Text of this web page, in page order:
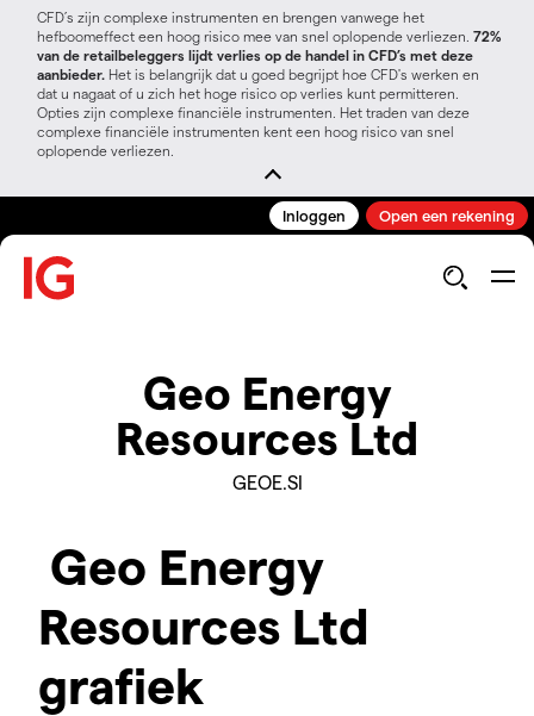
CFD’s zijn complexe instrumenten en brengen vanwege het
hefboomeffect een hoog risico mee van snel oplopende verliezen. 72%
van de retailbeleggers lijdt verlies op de handel in CFD’s met deze
aanbieder. Het is belangrijk dat u goed begrijpt hoe CFD's werken en
dat u nagaat of u zich het hoge risico op verlies kunt permitteren.
Opties zijn complexe financiële instrumenten. Het traden van deze
complexe financiële instrumenten kent een hoog risico van snel
oplopende verliezen.
Inloggen Open een rekening
Geo Energy
Resources Ltd
GEOE.SI
Geo Energy
Resources Ltd
grafiek